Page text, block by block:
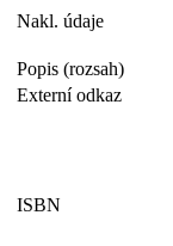
Nakl. údaje
Popis (rozsah)
Externí odkaz
ISBN